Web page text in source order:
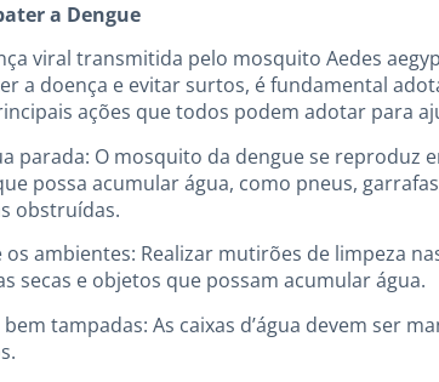
a Dengue
viral transmitida pelo mosquito Aedes
a doença e evitar surtos, é fundamental
ações que todos podem adotar para
parada: O mosquito da dengue se reproduz
possa acumular água, como pneus,
obstruídas.
ambientes: Realizar mutirões de limpeza
secas e objetos que possam acumular água.
bem tampadas: As caixas d’água devem ser